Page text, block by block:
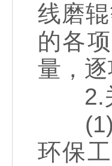
线磨
的各
量，
2.关
(1)
环保